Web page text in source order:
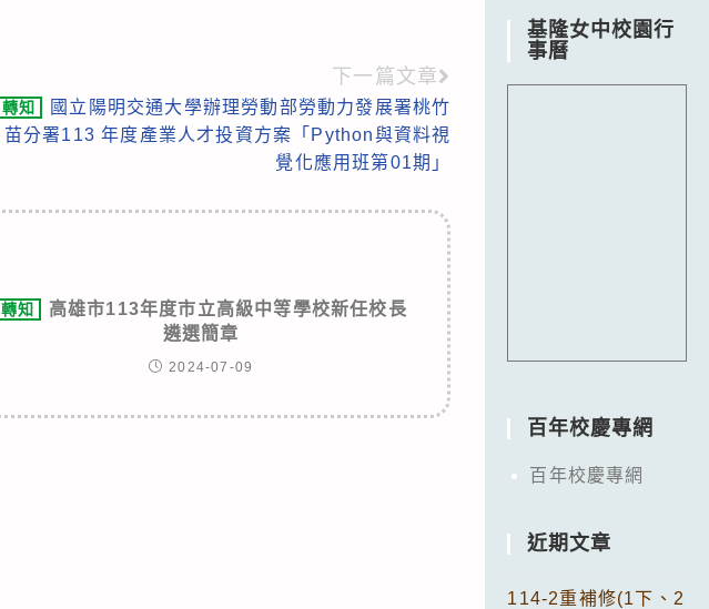
下一篇文章
轉知
國立陽明交通大學辦理勞動部勞動力發展署桃竹
苗分署113 年度產業人才投資方案「Python與資料視
覺化應用班第01期」
轉知
高雄市113年度市立高級中等學校新任校長
遴選簡章
2024-07-09
基隆女中校園行
事曆
百年校慶專網
百年校慶專網
近期文章
114-2重補修(1下、2